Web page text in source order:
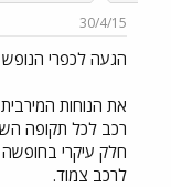
30/4/15
הגעה לכפרי הנופש
את הנוחות
רכב לכל תקופה
חלק עיקרי בחופשה
לרכב צמוד.